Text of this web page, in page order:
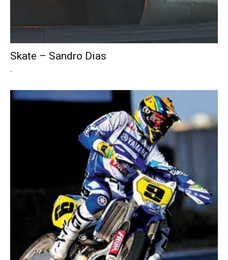
Skate – Sandro Dias
.